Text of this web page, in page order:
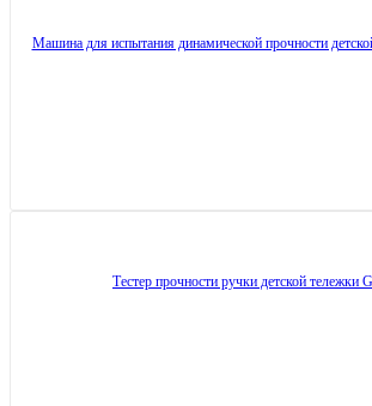
Машина для испытания динамической прочности
Тестер прочности ручки детской тележки